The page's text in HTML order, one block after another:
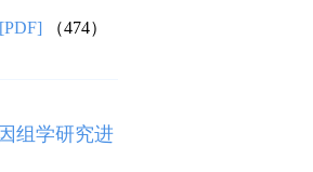
[PDF] （474）
组学研究进